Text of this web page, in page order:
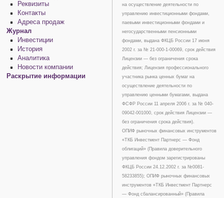
Реквизиты
Контакты
Адреса продаж
Журнал
Инвестиции
История
Аналитика
Новости компании
Раскрытие информации
на осуществление деятельности по
управлению инвестиционными фондами,
паевыми инвестиционными фондами и
негосударственными пенсионными
фондами, выдана ФКЦБ России 17 июня
2002 г. за № 21-000-1-00069, срок действия
Лицензии — без ограничения срока
действия; Лицензия профессионального
участника рынка ценных бумаг на
осуществление деятельности по
управлению ценными бумагами, выдана
ФСФР России 11 апреля 2006 г. за № 040-
09042-001000, срок действия Лицензии —
без ограничения срока действия).
ОПИФ рыночных финансовых инструментов
«ТКБ Инвестмент Партнерс — Фонд
облигаций» (Правила доверительного
управления фондом зарегистрированы
ФКЦБ России 24.12.2002 г. за №0081-
58233855); ОПИФ рыночных финансовых
инструментов «ТКБ Инвестмент Партнерс
— Фонд сбалансированный» (Правила